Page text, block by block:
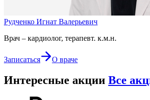
Рудченко Игнат Валерьевич
Врач – кардиолог, терапевт. к.м.н.
Записаться О враче
Интересные акции Все